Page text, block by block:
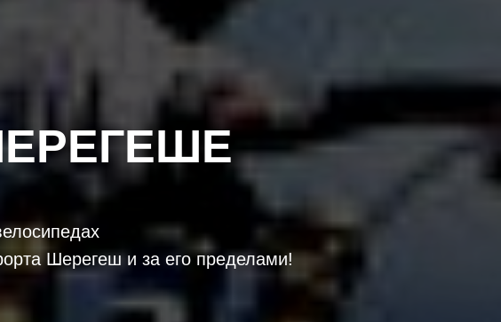
Шерегеш и за его пределами!